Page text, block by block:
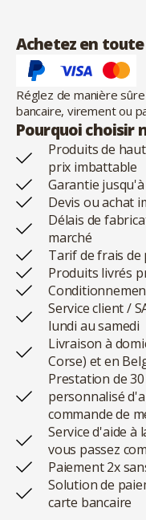
Achetez en
Réglez de manière
bancaire, virement ou
Pourquoi choisir
Produits de
prix imbattable
Garantie
Devis ou achat
Délais de
marché
Tarif de frais
Produits livrés
Service client /
lundi au samedi
Livraison à
Corse) et en
Prestation de
personnalisé
commande de
Service d'aide à
vous passez
Paiement 2x
Solution de
carte bancaire